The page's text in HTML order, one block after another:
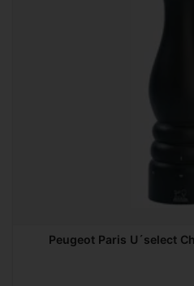
Peugeot Paris U´select